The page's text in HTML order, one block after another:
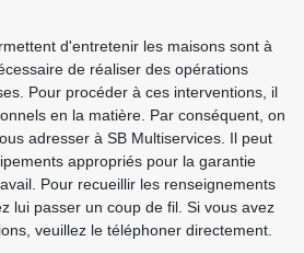
d'entretenir les maisons sont à
de réaliser des opérations
Pour procéder à ces interventions, il
en la matière. Par conséquent, on
adresser à SB Multiservices. Il peut
appropriés pour la garantie
Pour recueillir les renseignements
lui passer un coup de fil. Si vous avez
veuillez le téléphoner directement.